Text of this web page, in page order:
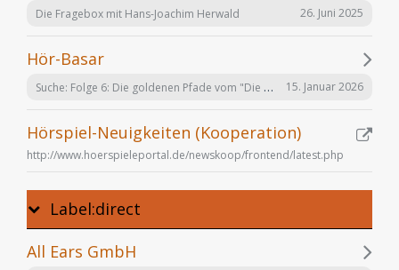
Die Fragebox mit Hans-Joachim Herwald 26. Juni 2025
Hör-Basar
Suche: Folge 6: Die goldenen Pfade vom "Die Elfen" Hörspiel von Bernhard Hennen 15. Januar 2026
Hörspiel-Neuigkeiten (Kooperation)
http://www.hoerspieleportal.de/newskoop/frontend/latest.php
Label:direct
All Ears GmbH